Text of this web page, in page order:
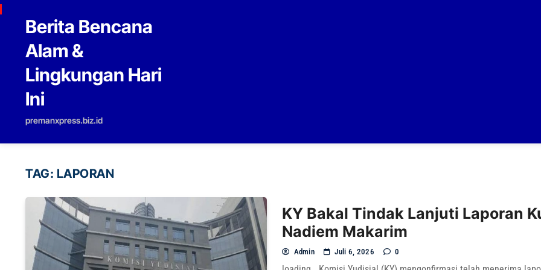
Skip to content
Berita Bencana
Alam &
Lingkungan Hari
Ini
premanxpress.biz.id
TAG: LAPORAN
KY Bakal Tindak Lanjuti Laporan
Nadiem Makarim
Admin Juli 6, 2026 0